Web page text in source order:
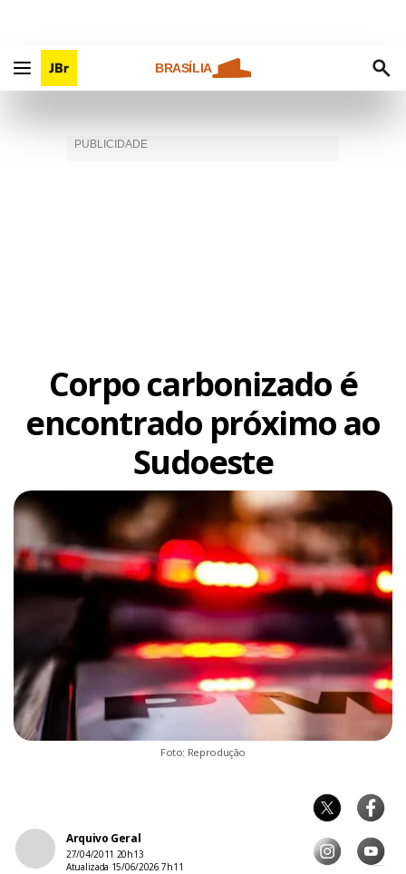
BRASÍLIA
Corpo carbonizado é
encontrado próximo ao
Sudoeste
Foto: Reprodução
Arquivo Geral
27/04/2011 20h13
Atualizada 15/06/2026 7h11